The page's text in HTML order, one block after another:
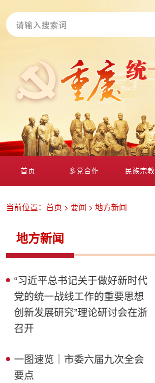
首页 多党合作 民族宗教
侨务工作
当前位置： 首页 > 要闻 > 地方新闻
地方新闻
“习近平总书记关于做好新时代
党的统一战线工作的重要思想
创新发展研究”理论研讨会在浙
召开
一图速览｜市委六届九次全会
要点